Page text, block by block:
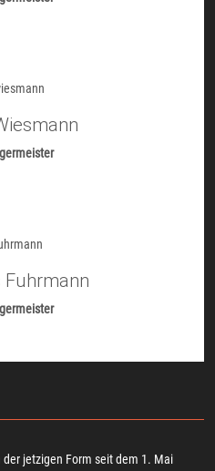
Fuhrmann
jetzigen Form seit dem 1. Mai